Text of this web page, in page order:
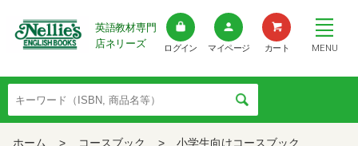
英語教材専門
店ネリーズ
ログイン マイページ カート MENU
ホーム > コースブック > 小学生向けコースブック